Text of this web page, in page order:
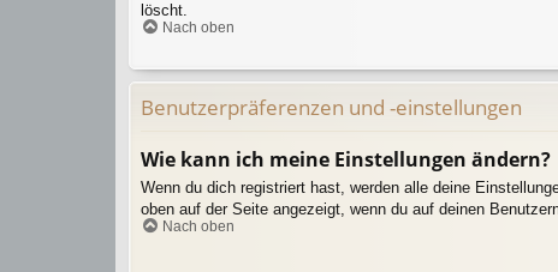
löscht.
Nach oben
Benutzerpräferenzen und -einstellungen
Wie kann ich meine Einstellungen ändern?
Wenn du dich registriert hast, werden alle deine
oben auf der Seite angezeigt, wenn du auf deinen
Nach oben